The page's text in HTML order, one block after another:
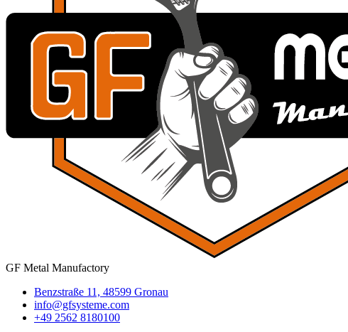
GF Metal Manufactory
Benzstraße 11, 48599 Gronau
info@gfsysteme.com
+49 2562 8180100